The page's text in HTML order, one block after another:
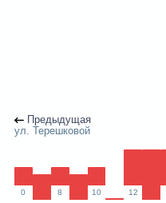
Предыдущая
ул. Терешковой
0 8 10 12